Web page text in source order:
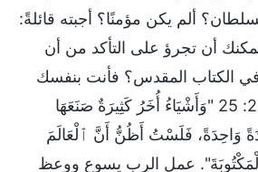
ألم يكن مؤمنًا؟ أجبته قائلةً:
أن تجرؤ على التأكد من أن
في الكتاب المقدس؟ فأنت بنفسك
شاركت كثيرًا يوحنا 21: 25 "وَأَشْيَاءُ أُخَرُ كَثِيرَةٌ صَنَعَهَا
وَاحِدَةً، فَلَسْتُ أَظُنُّ أَنَّ ٱلْعَالَمَ
عمل الرب يسوع ووعظ